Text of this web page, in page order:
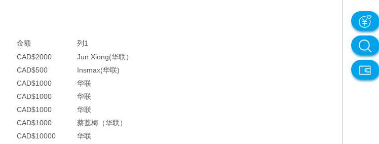
金额
列1
CAD$2000
Jun Xiong(华联）
CAD$500
Insmax(华联)
CAD$1000
华联
CAD$1000
华联
CAD$1000
华联
CAD$1000
蔡荔梅（华联）
CAD$10000
华联